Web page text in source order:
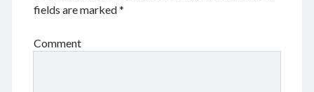
fields are marked*
Comment